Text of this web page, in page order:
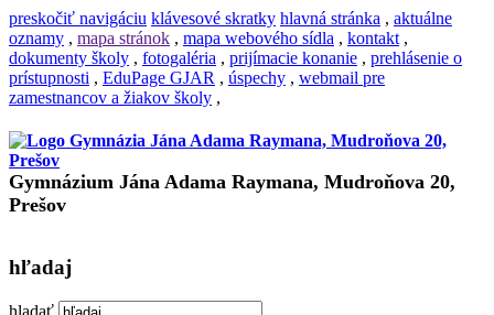
preskočiť navigáciu klávesové skratky hlavná stránka , aktuálne
oznamy , mapa stránok , mapa webového sídla , kontakt ,
dokumenty školy , fotogaléria , prijímacie konanie , prehlásenie o
prístupnosti , EduPage GJAR , úspechy , webmail pre
zamestnancov a žiakov školy ,
Gymnázium Jána Adama Raymana, Mudroňova 20,
Prešov
hľadaj
hladať